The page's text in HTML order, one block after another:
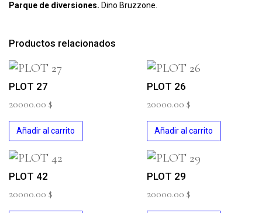
Parque de diversiones. Dino Bruzzone.
Productos relacionados
PLOT 27
20000.00 $
Añadir al carrito
PLOT 26
20000.00 $
Añadir al carrito
PLOT 42
20000.00 $
PLOT 29
20000.00 $